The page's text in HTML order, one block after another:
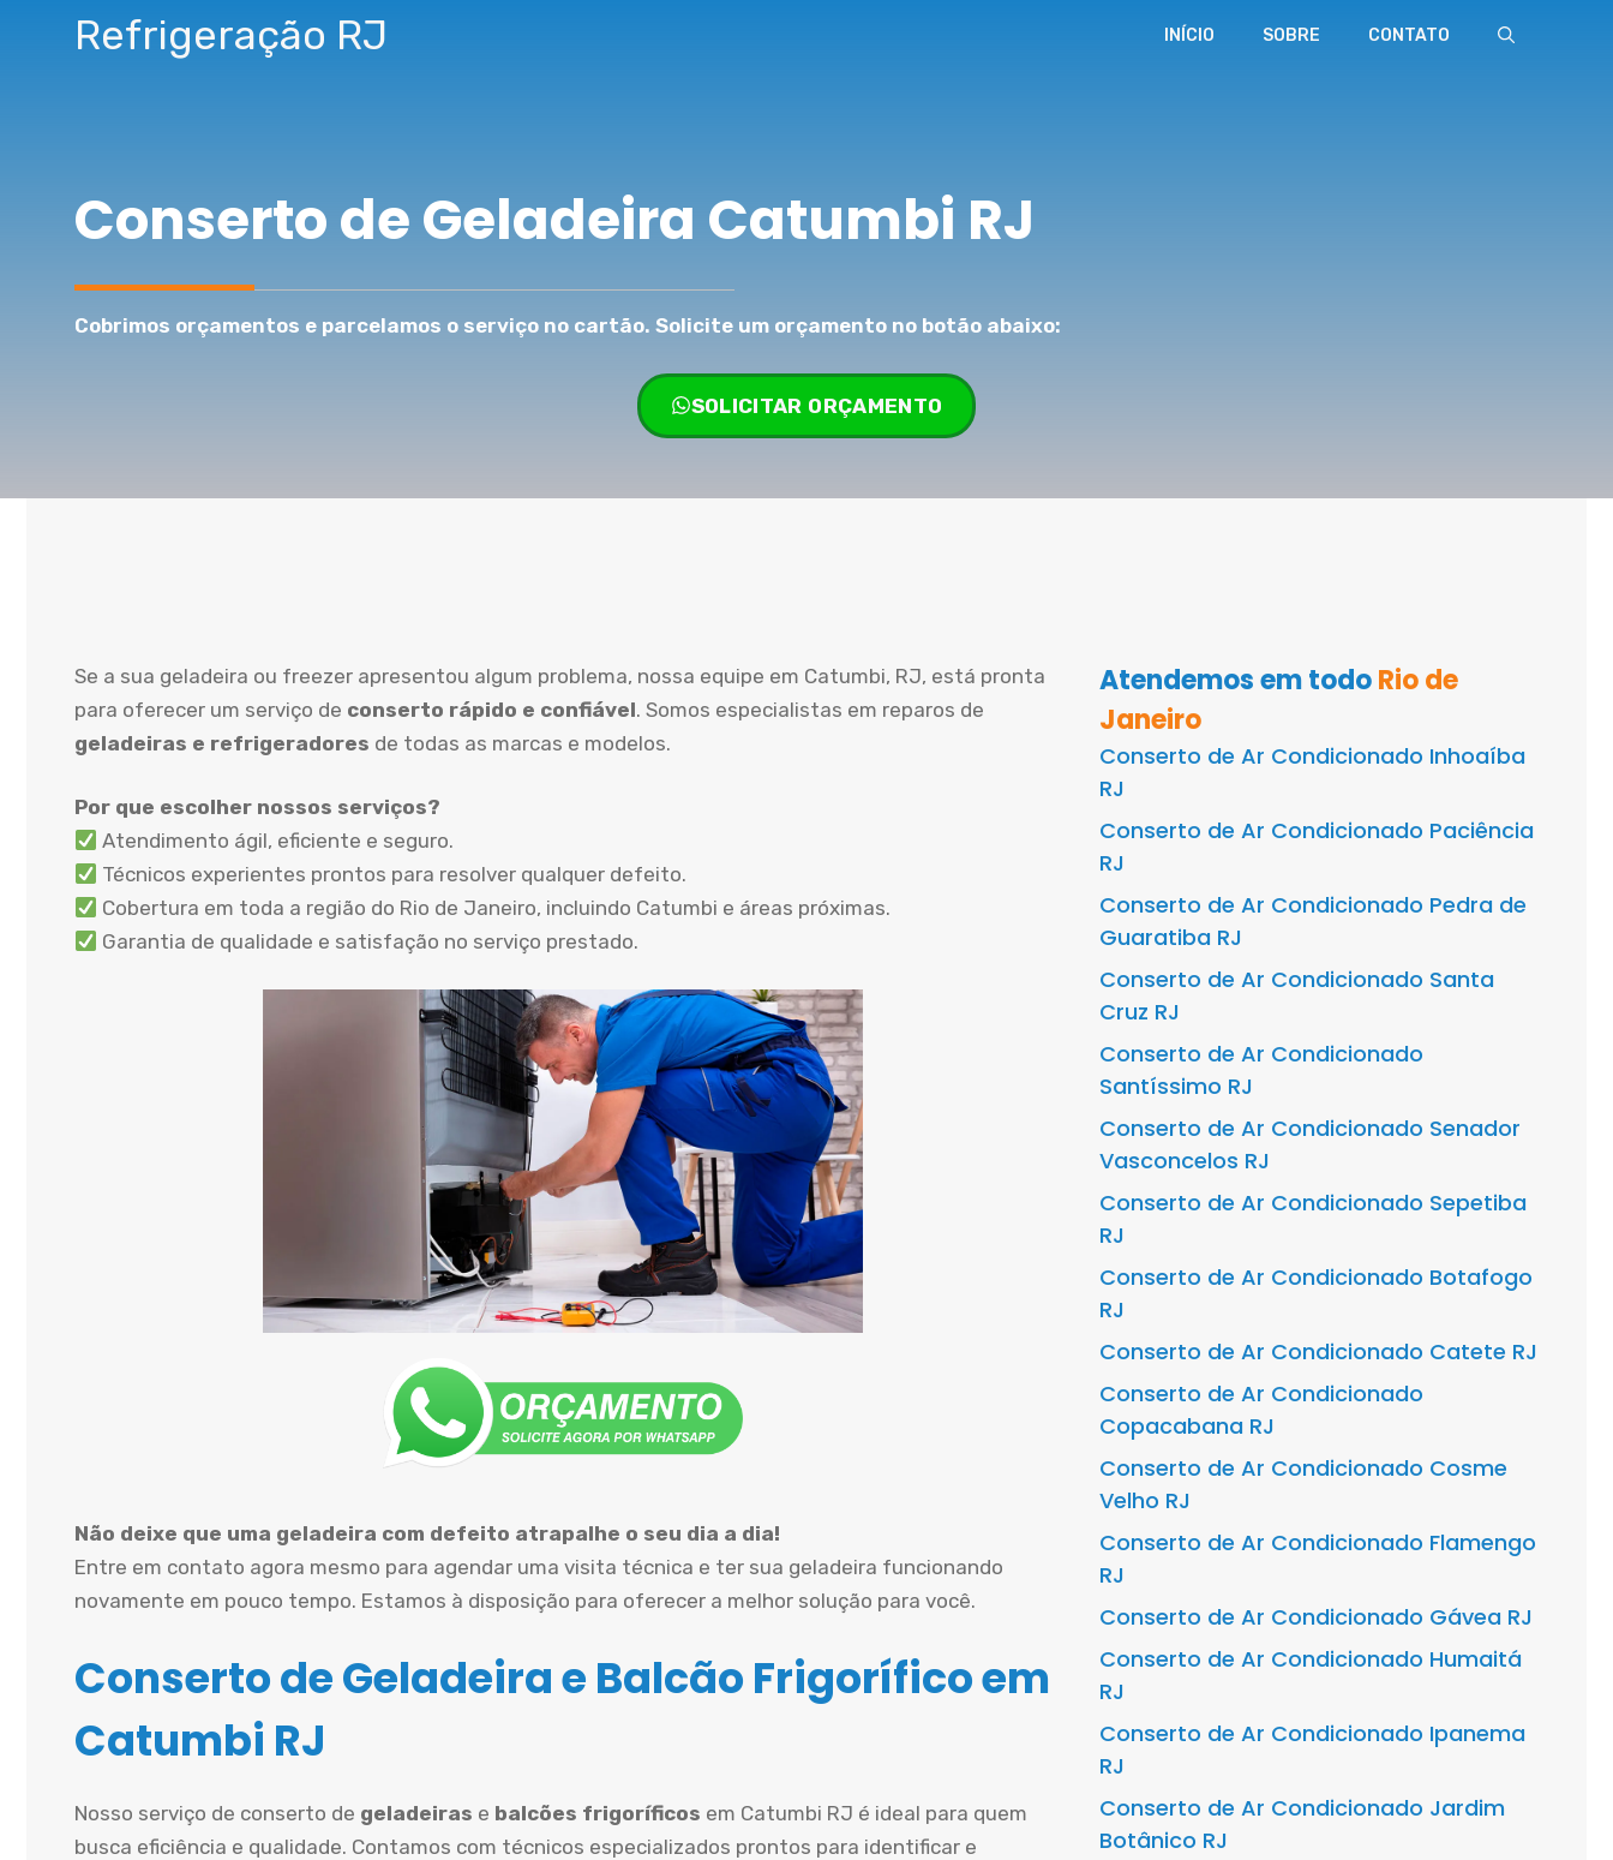
Refrigeração RJ INÍCIO SOBRE CONTATO
Conserto de Geladeira Catumbi RJ
Cobrimos orçamentos e parcelamos o serviço no cartão. Solicite um orçamento no botão abaixo:
SOLICITAR ORÇAMENTO
Se a sua geladeira ou freezer apresentou algum problema, nossa equipe em Catumbi, RJ, está pronta
para oferecer um serviço de conserto rápido e confiável. Somos especialistas em reparos de
geladeiras e refrigeradores de todas as marcas e modelos.
Por que escolher nossos serviços?
Atendimento ágil, eficiente e seguro.
Técnicos experientes prontos para resolver qualquer defeito.
Cobertura em toda a região do Rio de Janeiro, incluindo Catumbi e áreas próximas.
Garantia de qualidade e satisfação no serviço prestado.
Não deixe que uma geladeira com defeito atrapalhe o seu dia a dia!
Entre em contato agora mesmo para agendar uma visita técnica e ter sua geladeira funcionando
novamente em pouco tempo. Estamos à disposição para oferecer a melhor solução para você.
Conserto de Geladeira e Balcão Frigorífico em
Catumbi RJ
Nosso serviço de conserto de geladeiras e balcões frigoríficos em Catumbi RJ é ideal para quem
busca eficiência e qualidade. Contamos com técnicos especializados prontos para identificar e
Atendemos em todoRio de
Janeiro
Conserto de Ar Condicionado Inhoaíba
RJ
Conserto de Ar Condicionado Paciência
RJ
Conserto de Ar Condicionado Pedra de
Guaratiba RJ
Conserto de Ar Condicionado Santa
Cruz RJ
Conserto de Ar Condicionado
Santíssimo RJ
Conserto de Ar Condicionado Senador
Vasconcelos RJ
Conserto de Ar Condicionado Sepetiba
RJ
Conserto de Ar Condicionado Botafogo
RJ
Conserto de Ar Condicionado Catete RJ
Conserto de Ar Condicionado
Copacabana RJ
Conserto de Ar Condicionado Cosme
Velho RJ
Conserto de Ar Condicionado Flamengo
RJ
Conserto de Ar Condicionado Gávea RJ
Conserto de Ar Condicionado Humaitá
RJ
Conserto de Ar Condicionado Ipanema
RJ
Conserto de Ar Condicionado Jardim
Botânico RJ